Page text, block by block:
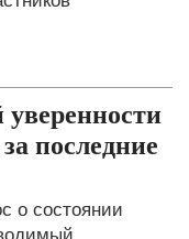
последние
о состоянии